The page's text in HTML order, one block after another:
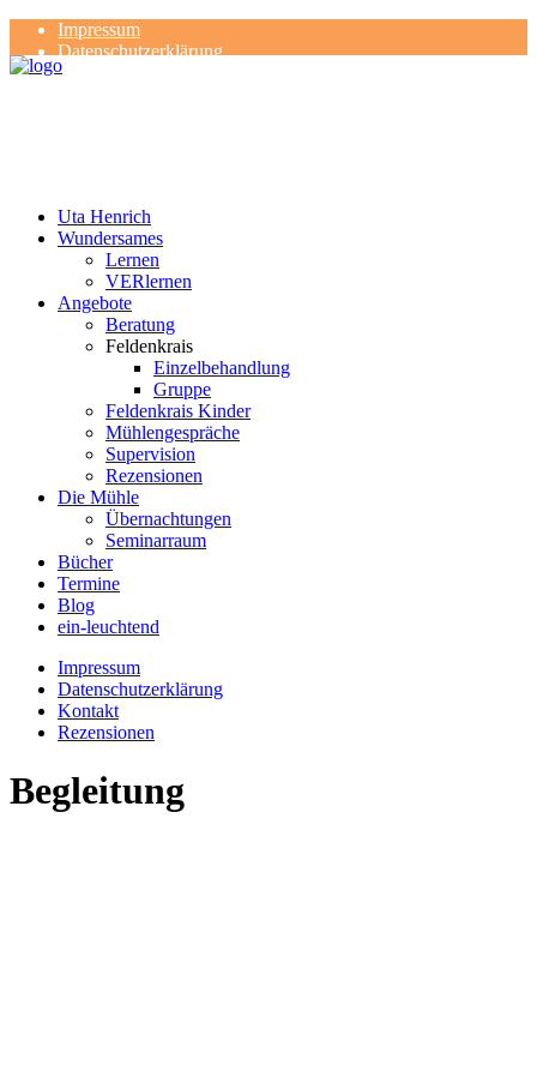
Impressum
Datenschutzerklärung
Kontakt
Uta Henrich
Wundersames
Lernen
VERlernen
Angebote
Beratung
Feldenkrais
Einzelbehandlung
Gruppe
Feldenkrais Kinder
Mühlengespräche
Supervision
Rezensionen
Die Mühle
Übernachtungen
Seminarraum
Bücher
Termine
Blog
ein-leuchtend
Impressum
Datenschutzerklärung
Kontakt
Rezensionen
Begleitung